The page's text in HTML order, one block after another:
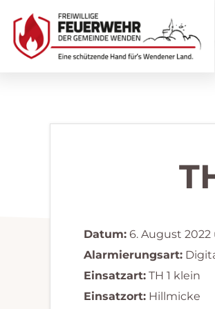
Hauptnavigation
springen
Inhalt
springen
Datum: 6. August 2022
Alarmierungsart:
Einsatzart: TH 1 klein
Einsatzort: Hillmicke